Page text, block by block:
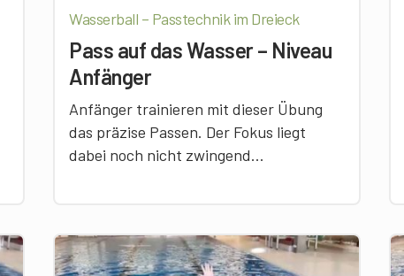
Wasserball – Passtechnik im Dreieck
Pass auf das Wasser – Niveau
Anfänger
Anfänger trainieren mit dieser Übung
das präzise Passen. Der Fokus liegt
dabei noch nicht zwingend...